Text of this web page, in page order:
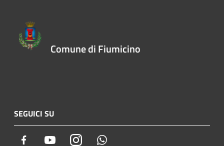
Comune di Fiumicino
SEGUICI SU
Facebook YoutubeInstagram